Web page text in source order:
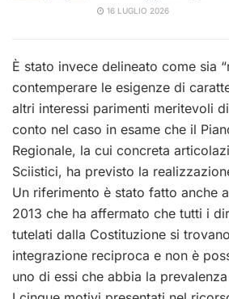
16 LUGLIO 2026
È stato invece delineato come sia
contemperare le esigenze di
altri interessi parimenti meritevoli
conto nel caso in esame che il
Regionale, la cui concreta
Sciistici, ha previsto la
Un riferimento è stato fatto anche
2013 che ha affermato che tutti i
tutelati dalla Costituzione si
integrazione reciproca e non è
uno di essi che abbia la